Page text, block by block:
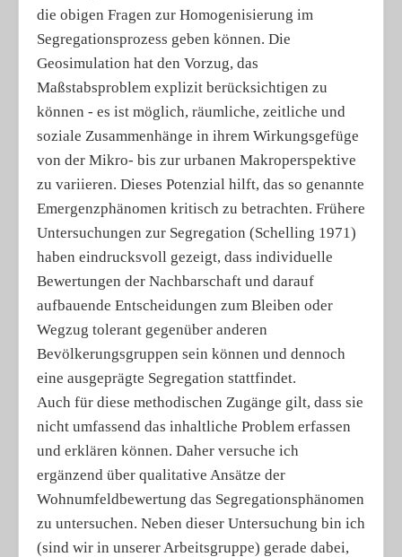
die obigen Fragen zur Homogenisierung im
Segregationsprozess geben können. Die
Geosimulation hat den Vorzug, das
Maßstabsproblem explizit berücksichtigen zu
können - es ist möglich, räumliche, zeitliche und
soziale Zusammenhänge in ihrem Wirkungsgefüge
von der Mikro- bis zur urbanen Makroperspektive
zu variieren. Dieses Potenzial hilft, das so genannte
Emergenzphänomen kritisch zu betrachten. Frühere
Untersuchungen zur Segregation (Schelling 1971)
haben eindrucksvoll gezeigt, dass individuelle
Bewertungen der Nachbarschaft und darauf
aufbauende Entscheidungen zum Bleiben oder
Wegzug tolerant gegenüber anderen
Bevölkerungsgruppen sein können und dennoch
eine ausgeprägte Segregation stattfindet.
Auch für diese methodischen Zugänge gilt, dass sie
nicht umfassend das inhaltliche Problem erfassen
und erklären können. Daher versuche ich
ergänzend über qualitative Ansätze der
Wohnumfeldbewertung das Segregationsphänomen
zu untersuchen. Neben dieser Untersuchung bin ich
(sind wir in unserer Arbeitsgruppe) gerade dabei,